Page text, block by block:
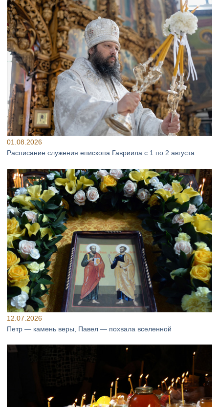
01.08.2026
Расписание служения епископа Гавриила с 1 по 2 августа
12.07.2026
Петр — камень веры, Павел — похвала вселенной